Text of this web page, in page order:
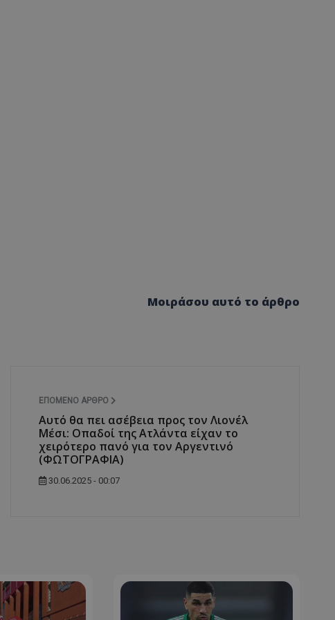
Μοιράσου αυτό το άρθρο
ΕΠΌΜΕΝΟ ΆΡΘΡΟ
Αυτό θα πει ασέβεια προς τον Λιονέλ
Μέσι: Οπαδοί της Ατλάντα είχαν το
χειρότερο πανό για τον Αργεντινό
(ΦΩΤΟΓΡΑΦΙΑ)
30.06.2025 - 00:07